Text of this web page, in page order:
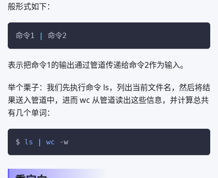
般形式如下：
命令1 | 命令2
表示把命令1的输出通过管道传递给命令2作为输入。
举个栗子：我们先执行命令 ls，列出当前文件名，然后将结
果送入管道中，进而 wc 从管道读出这些信息，并计算总共
有几个单词：
$ ls | wc -w